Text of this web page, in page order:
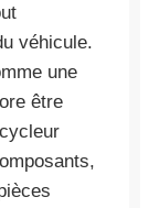
véhicule.
une
être